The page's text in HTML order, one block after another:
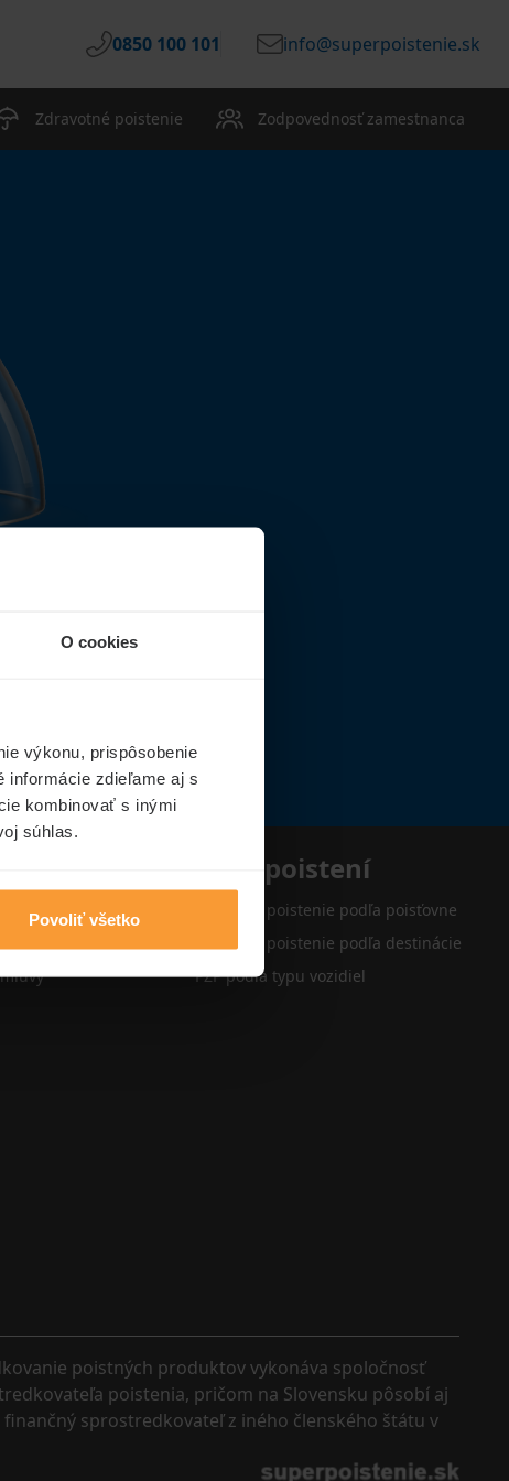
O cookies
výkonu, prispôsobenie
informácie zdieľame aj s
kombinovať s inými
súhlas.
Povoliť všetko
0850 100 101 info@superpoistenie.sk
Zdravotné poistenie Zodpovednosť zamestnanca
Typy poistení
Cestovné poistenie podľa poisťovne
Cestovné poistenie podľa destinácie
PZP podľa typu vozidiel
poistných produktov vykonáva spoločnosť
poistenia, pričom na Slovensku pôsobí aj
sprostredkovateľ z iného členského štátu v